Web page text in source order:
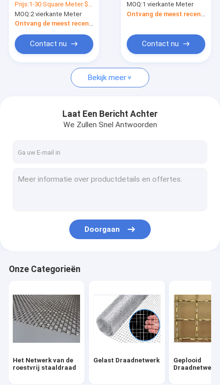
Nieuws
Verzoek om een Citaat
Het Netwerk van de roestvrij staaldraad
Geplooid Draadnetwerk
Het gegalvaniseerde Netwerk van de Staaldraad
Het Netwerk van de koperdraad
Architecturaal Metaalnetwerk
Gebreid Draadnetwerk
Uitgebreid Metaalnetwerk
Geperforeerd Metaalnetwerk
het Verouderen
Mugscherm Netto
voor Deur
Prijs:1-30 Square Meter $5/Square Meter >30 Square Meters $3/Square Meter
MOQ:2 vierkante Meter
Ontvang de meest recente Prijs
Contact nu
Breedte van het
Roestvrij staalinsect
MOQ:1 vierkante Meter
Contact nu
Bekijk meer
Laat Een Bericht Achter
We Zullen Snel Antwoorden
Doorgaan
Onze Categorieën
Het Netwerk van de
roestvrij staaldraad
Gelast Draadnetwerk
Geplooid
Draadnetwerk